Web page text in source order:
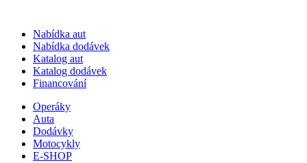
Nabídka aut
Nabídka dodávek
Katalog aut
Katalog dodávek
Financování
Operáky
Auta
Dodávky
Motocykly
E-SHOP